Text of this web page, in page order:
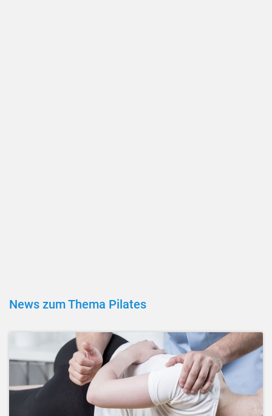
News zum Thema Pilates